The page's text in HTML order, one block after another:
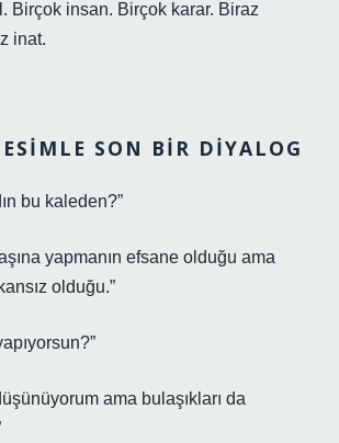
Birçok insan. Birçok karar. Biraz
inat.
SON BIR DIYALOG
bu kaleden?”
yapmanın efsane olduğu ama
olduğu.”
ama bulaşıkları da